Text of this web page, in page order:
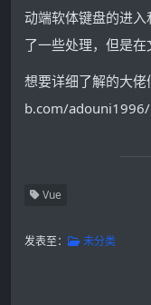
动端软体键盘的进
了一些处理，但是
想要详细了解的大
b.com/
Vue
发表至： 未分类